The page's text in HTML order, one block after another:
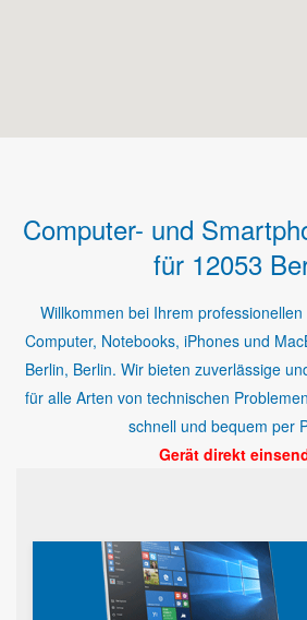
Computer- und
für 12053
Willkommen bei Ihrem
Computer, Notebooks, iPhones und
Berlin, Berlin. Wir bieten zuverlässige
für alle Arten von technischen
schnell und bequem per
Gerät direkt